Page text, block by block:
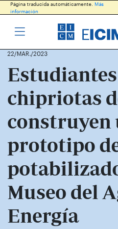
Página traducida automáticamente. Más
información
22/MAR./2023
Estudiantes
chipriotas
construyen
prototipo
Museo del
Energía